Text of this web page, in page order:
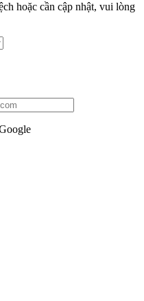
hoặc cần cập nhật, vui lòng